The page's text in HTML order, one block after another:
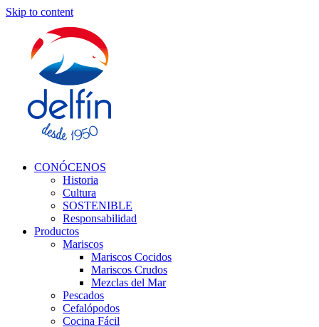
Skip to content
CONÓCENOS
Historia
Cultura
SOSTENIBLE
Responsabilidad
Productos
Mariscos
Mariscos Cocidos
Mariscos Crudos
Mezclas del Mar
Pescados
Cefalópodos
Cocina Fácil